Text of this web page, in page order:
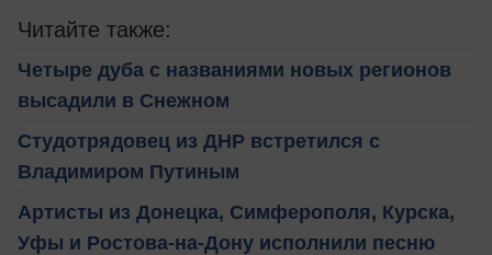
Читайте также:
Четыре дуба с названиями новых регионов
высадили в Снежном
Студотрядовец из ДНР встретился с
Владимиром Путиным
Артисты из Донецка, Симферополя, Курска,
Уфы и Ростова-на-Дону исполнили песню